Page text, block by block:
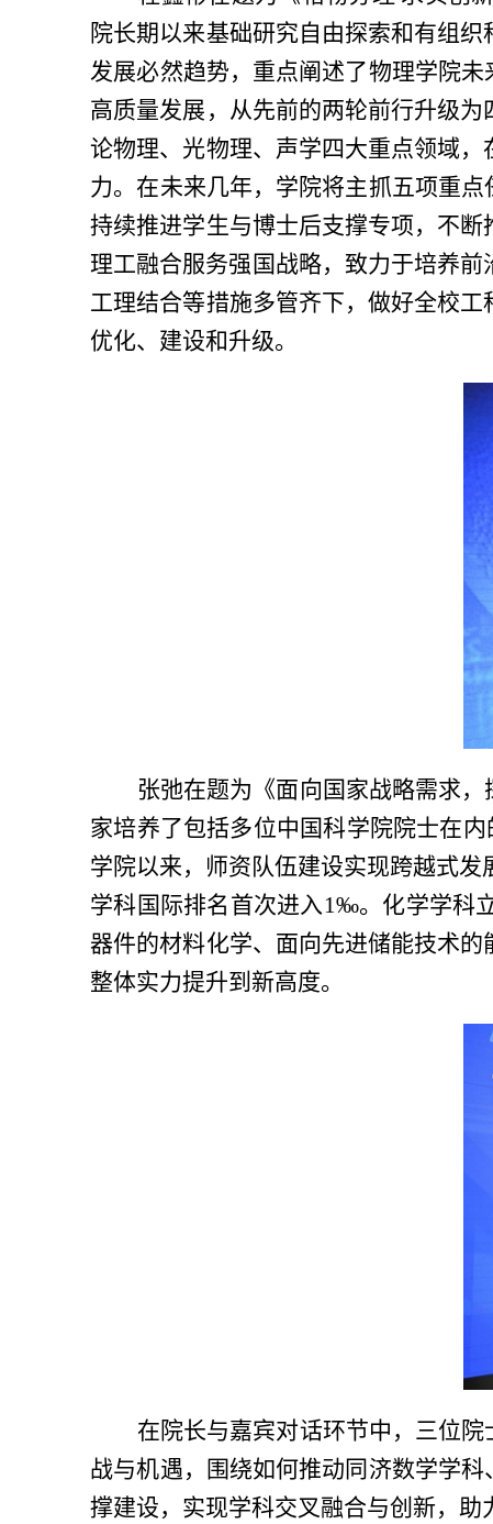
院长期以来基础研究自由探索和有组
发展必然趋势，重点阐述了物理学院
高质量发展，从先前的两轮前行升级
论物理、光物理、声学四大重点领域
力。在未来几年，学院将主抓五项重
持续推进学生与博士后支撑专项，不
理工融合服务强国战略，致力于培养
工理结合等措施多管齐下，做好全校
优化、建设和升级。
张弛在题为《面向国家战略需求
家培养了包括多位中国科学院院士在
学院以来，师资队伍建设实现跨越式发
学科国际排名首次进入1‰。化学学科
器件的材料化学、面向先进储能技术
整体实力提升到新高度。
在院长与嘉宾对话环节中，三位
战与机遇，围绕如何推动同济数学学
撑建设，实现学科交叉融合与创新，助